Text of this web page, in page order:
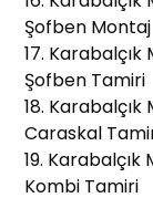
Şofben Montaj
17. Karabalçık
Şofben Tamiri
18. Karabalçık
Caraskal
19. Karabalçık
Kombi Tamiri